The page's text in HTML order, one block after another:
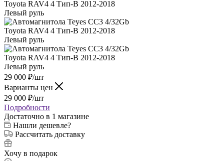
29 000 ₽/шт
Варианты цен
29 000 ₽/шт
Подробности
Достаточно в 1 магазине
Нашли дешевле?
Рассчитать доставку
Хочу в подарок